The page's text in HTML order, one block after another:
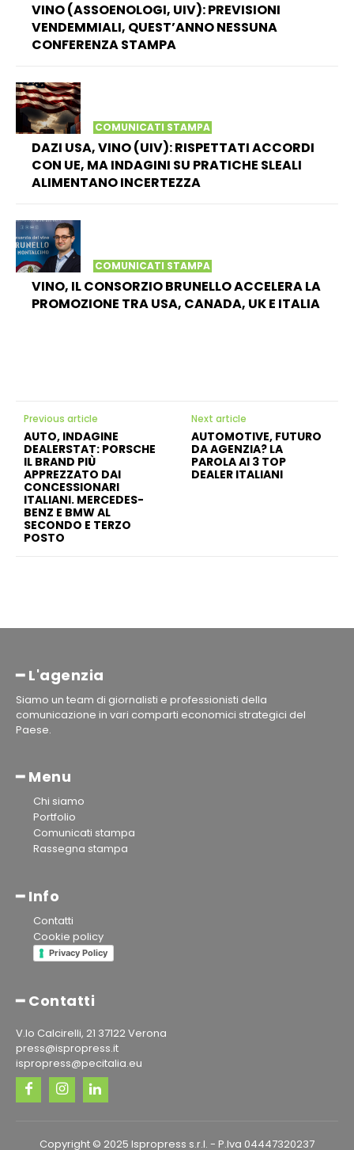
VINO (ASSOENOLOGI, UIV): PREVISIONI
VENDEMMIALI, QUEST’ANNO NESSUNA
CONFERENZA STAMPA
COMUNICATI STAMPA
DAZI USA, VINO (UIV): RISPETTATI ACCORDI
CON UE, MA INDAGINI SU PRATICHE SLEALI
ALIMENTANO INCERTEZZA
COMUNICATI STAMPA
VINO, IL CONSORZIO BRUNELLO ACCELERA LA
PROMOZIONE TRA USA, CANADA, UK E ITALIA
Previous article
AUTO, INDAGINE
DEALERSTAT: PORSCHE
IL BRAND PIÙ
APPREZZATO DAI
CONCESSIONARI
ITALIANI. MERCEDES-
BENZ E BMW AL
SECONDO E TERZO
POSTO
Next article
AUTOMOTIVE, FUTURO
DA AGENZIA? LA
PAROLA AI 3 TOP
DEALER ITALIANI
━ L'agenzia
Siamo un team di giornalisti e professionisti della
comunicazione in vari comparti economici strategici del
Paese.
━ Menu
Chi siamo
Portfolio
Comunicati stampa
Rassegna stampa
━ Info
Contatti
Cookie policy
Privacy Policy
━ Contatti
V.lo Calcirelli, 21 37122 Verona
press@ispropress.it
ispropress@pecitalia.eu
Copyright © 2025 Ispropress s.r.l. - P.Iva 04447320237